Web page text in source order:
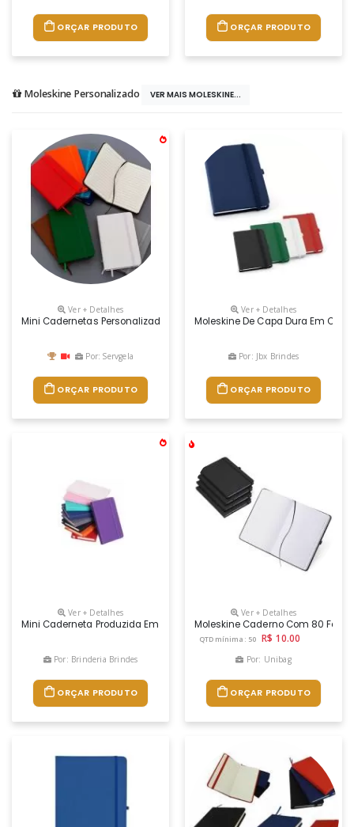
ORÇAR PRODUTO ORÇAR PRODUTO
Moleskine Personalizado VER MAIS MOLESKINE...
Ver + Detalhes
Mini Cadernetas Personalizadas, Possui Ótimo Custo, Boa Variedade
Por: Servgela
ORÇAR PRODUTO
Ver + Detalhes
Moleskine De Capa Dura Em C.
Por: Jbx Brindes
ORÇAR PRODUTO
Ver + Detalhes
Mini Caderneta Produzida Em Material Sintético Brilhante Com
Por: Brinderia Brindes
ORÇAR PRODUTO
Ver + Detalhes
Moleskine Caderno Com 80
QTD mínima: 50 R$ 10.00
Por: Unibag
ORÇAR PRODUTO